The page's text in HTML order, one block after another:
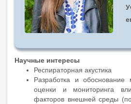
Научные интересы
Респираторная акустика
Разработка и обоснование
оценки и мониторинга
факторов внешней среды